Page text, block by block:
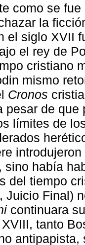
como se
la
el siglo XVII
el rey de
cristiano
mismo
Cronos
pesar de que
límites de
sino había
del tiempo
, Juicio Final)
continuara
tanto